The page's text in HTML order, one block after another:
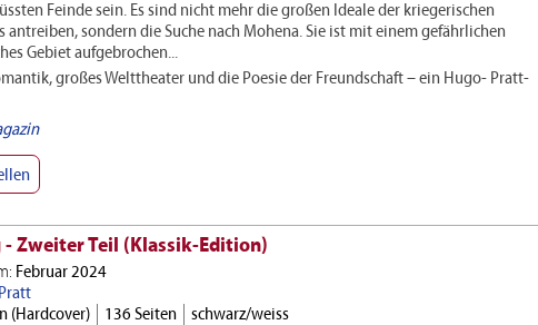
Feinde sein. Es sind nicht mehr die großen Ideale der kriegerischen
antreiben, sondern die Suche nach Mohena. Sie ist mit einem gefährlichen
Gebiet aufgebrochen...
großes Welttheater und die Poesie der Freundschaft – ein Hugo- Pratt-
- Zweiter Teil (Klassik-Edition)
Februar 2024
(Hardcover) 136 Seiten
schwarz/weiss